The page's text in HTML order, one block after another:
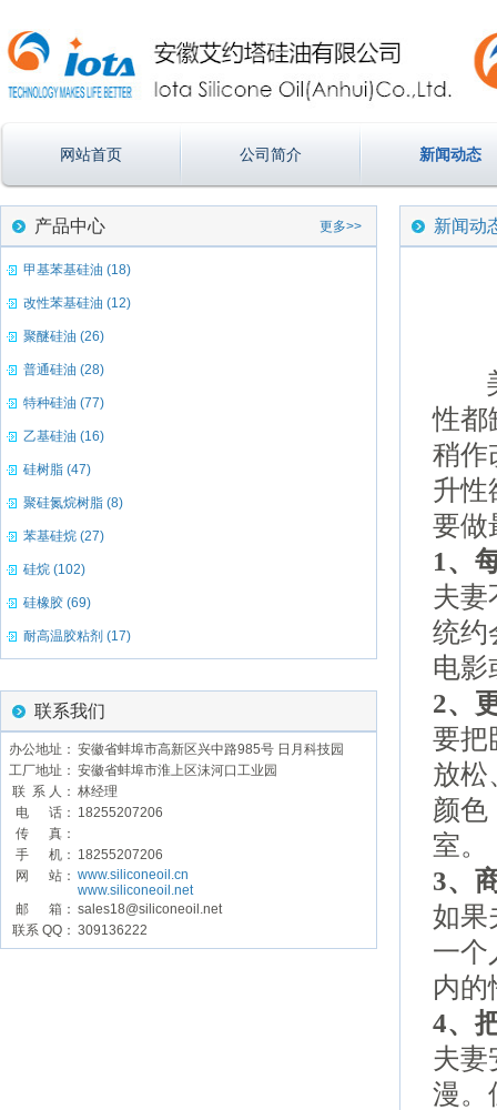
网站首页 公司简介 新闻动态
产品中心 更多>>
甲基苯基硅油 (18)
改性苯基硅油 (12)
聚醚硅油 (26)
普通硅油 (28)
特种硅油 (77)
乙基硅油 (16)
硅树脂 (47)
聚硅氮烷树脂 (8)
苯基硅烷 (27)
硅烷 (102)
硅橡胶 (69)
耐高温胶粘剂 (17)
联系我们
办公地址： 安徽省蚌埠市高新区兴中路985号 日月科技园
工厂地址： 安徽省蚌埠市淮上区沫河口工业园
联 系 人： 林经理
电 话： 18255207206
传 真：
手 机： 18255207206
网 站： www.siliconeoil.cn
www.siliconeoil.net
邮 箱： sales18@siliconeoil.net
联系 QQ： 309136222
新闻动
性都
稍作
升性
要做
1、
夫妻
统约
电影
2、
要把
放松
颜色
室。
3、
如果
一个
内的
4、
夫妻
漫。